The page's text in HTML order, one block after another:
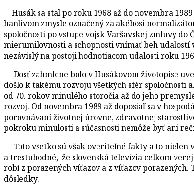
Husák sa stal po roku 1968 až do novembra
hanlivom zmysle označený za akéhosi
spoločnosti po vstupe vojsk Varšavskej zmluvy
mierumilovnosti a schopnosti vnímať beh
nezávislý na postoji hodnotiacom udalosti roku
Dosť zahmlene bolo v Husákovom životopise
došlo k takému rozvoju všetkých sfér spoločnosti
od 70. rokov minulého storočia až do jeho
rozvoj. Od novembra 1989 až doposiaľ sa v
porovnávaní životnej úrovne, zdravotnej
pokroku minulosti a súčasnosti nemôže byť ani
Toto všetko sú však overiteľné fakty a to nielen
a trestuhodné, že slovenská televízia celkom
robí z porazených víťazov a z víťazov
dôsledky.